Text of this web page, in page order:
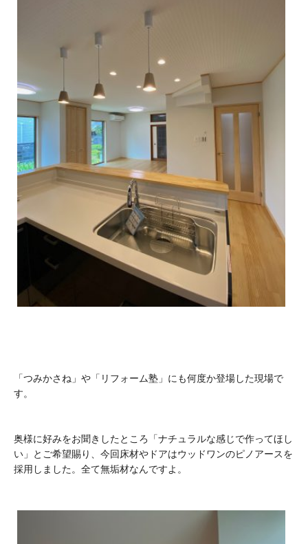
「つみかさね」や「リフォーム塾」にも何度か登場した現場で
す。
奥様に好みをお聞きしたところ「ナチュラルな感じで作ってほし
い」とご希望賜り、今回床材やドアはウッドワンのピノアースを
採用しました。全て無垢材なんですよ。